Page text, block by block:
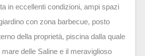
in eccellenti condizioni, ampi spazi
con zona barbecue, posto
della proprietà, piscina dalla quale
delle Saline e il meraviglioso